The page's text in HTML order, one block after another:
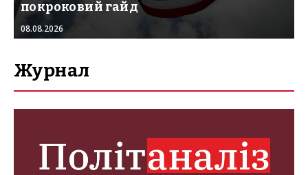
покроковий гайд
08.08.2026
Журнал